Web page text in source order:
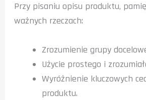
Przy pisaniu opisu produktu,
ważnych rzeczach:
Zrozumienie grupy
Użycie prostego i
Wyróżnienie kluczowych
produktu.